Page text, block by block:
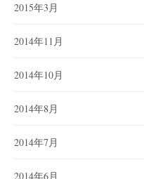
2015年3月
2014年11月
2014年10月
2014年8月
2014年7月
2014年6月